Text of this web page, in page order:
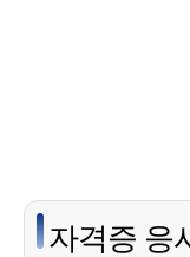
자격증 응